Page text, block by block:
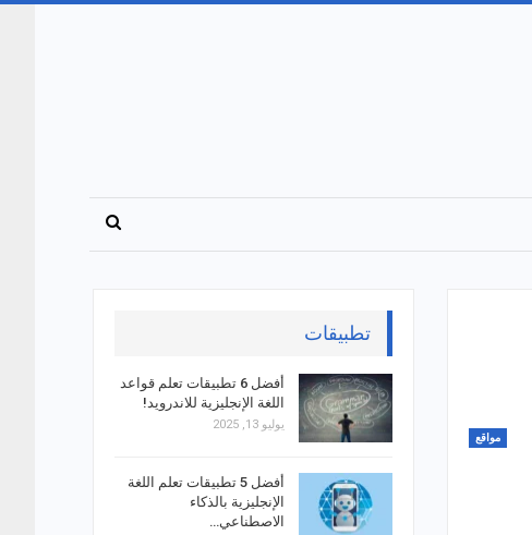
مواقع
تطبيقات
أفضل 6 تطبيقات تعلم قواعد
اللغة الإنجليزية للاندرويد!
يوليو 13, 2025
أفضل 5 تطبيقات تعلم اللغة
الإنجليزية بالذكاء
الاصطناعي…